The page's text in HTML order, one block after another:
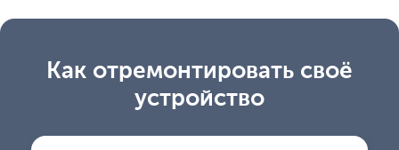
Как отремонтировать своё
устройство